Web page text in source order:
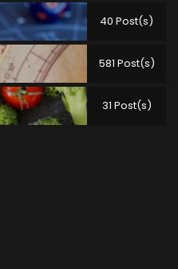
40 Post(s)
581 Post(s)
31 Post(s)